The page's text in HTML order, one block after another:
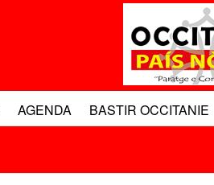
AGENDA BASTIR OCCITANIE